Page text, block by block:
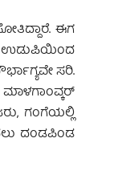
ಈಗ
ಉಡುಪಿಯಿಂದ
ಸರಿ.
ಗಂಗೆಯಲ್ಲಿ
ದಂಡಪಿಂಡ